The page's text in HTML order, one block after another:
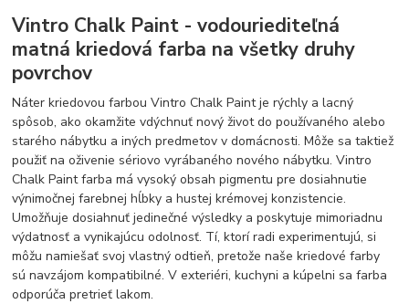
Vintro Chalk Paint - vodouriediteľná
matná kriedová farba na všetky druhy
povrchov
Náter kriedovou farbou Vintro Chalk Paint je rýchly a lacný
spôsob, ako okamžite vdýchnuť nový život do používaného alebo
starého nábytku a iných predmetov v domácnosti. Môže sa taktiež
použiť na oživenie sériovo vyrábaného nového nábytku. Vintro
Chalk Paint farba má vysoký obsah pigmentu pre dosiahnutie
výnimočnej farebnej hĺbky a hustej krémovej konzistencie.
Umožňuje dosiahnuť jedinečné výsledky a poskytuje mimoriadnu
výdatnosť a vynikajúcu odolnosť. Tí, ktorí radi experimentujú, si
môžu namiešať svoj vlastný odtieň, pretože naše kriedové farby
sú navzájom kompatibilné. V exteriéri, kuchyni a kúpelni sa farba
odporúča pretrieť lakom.